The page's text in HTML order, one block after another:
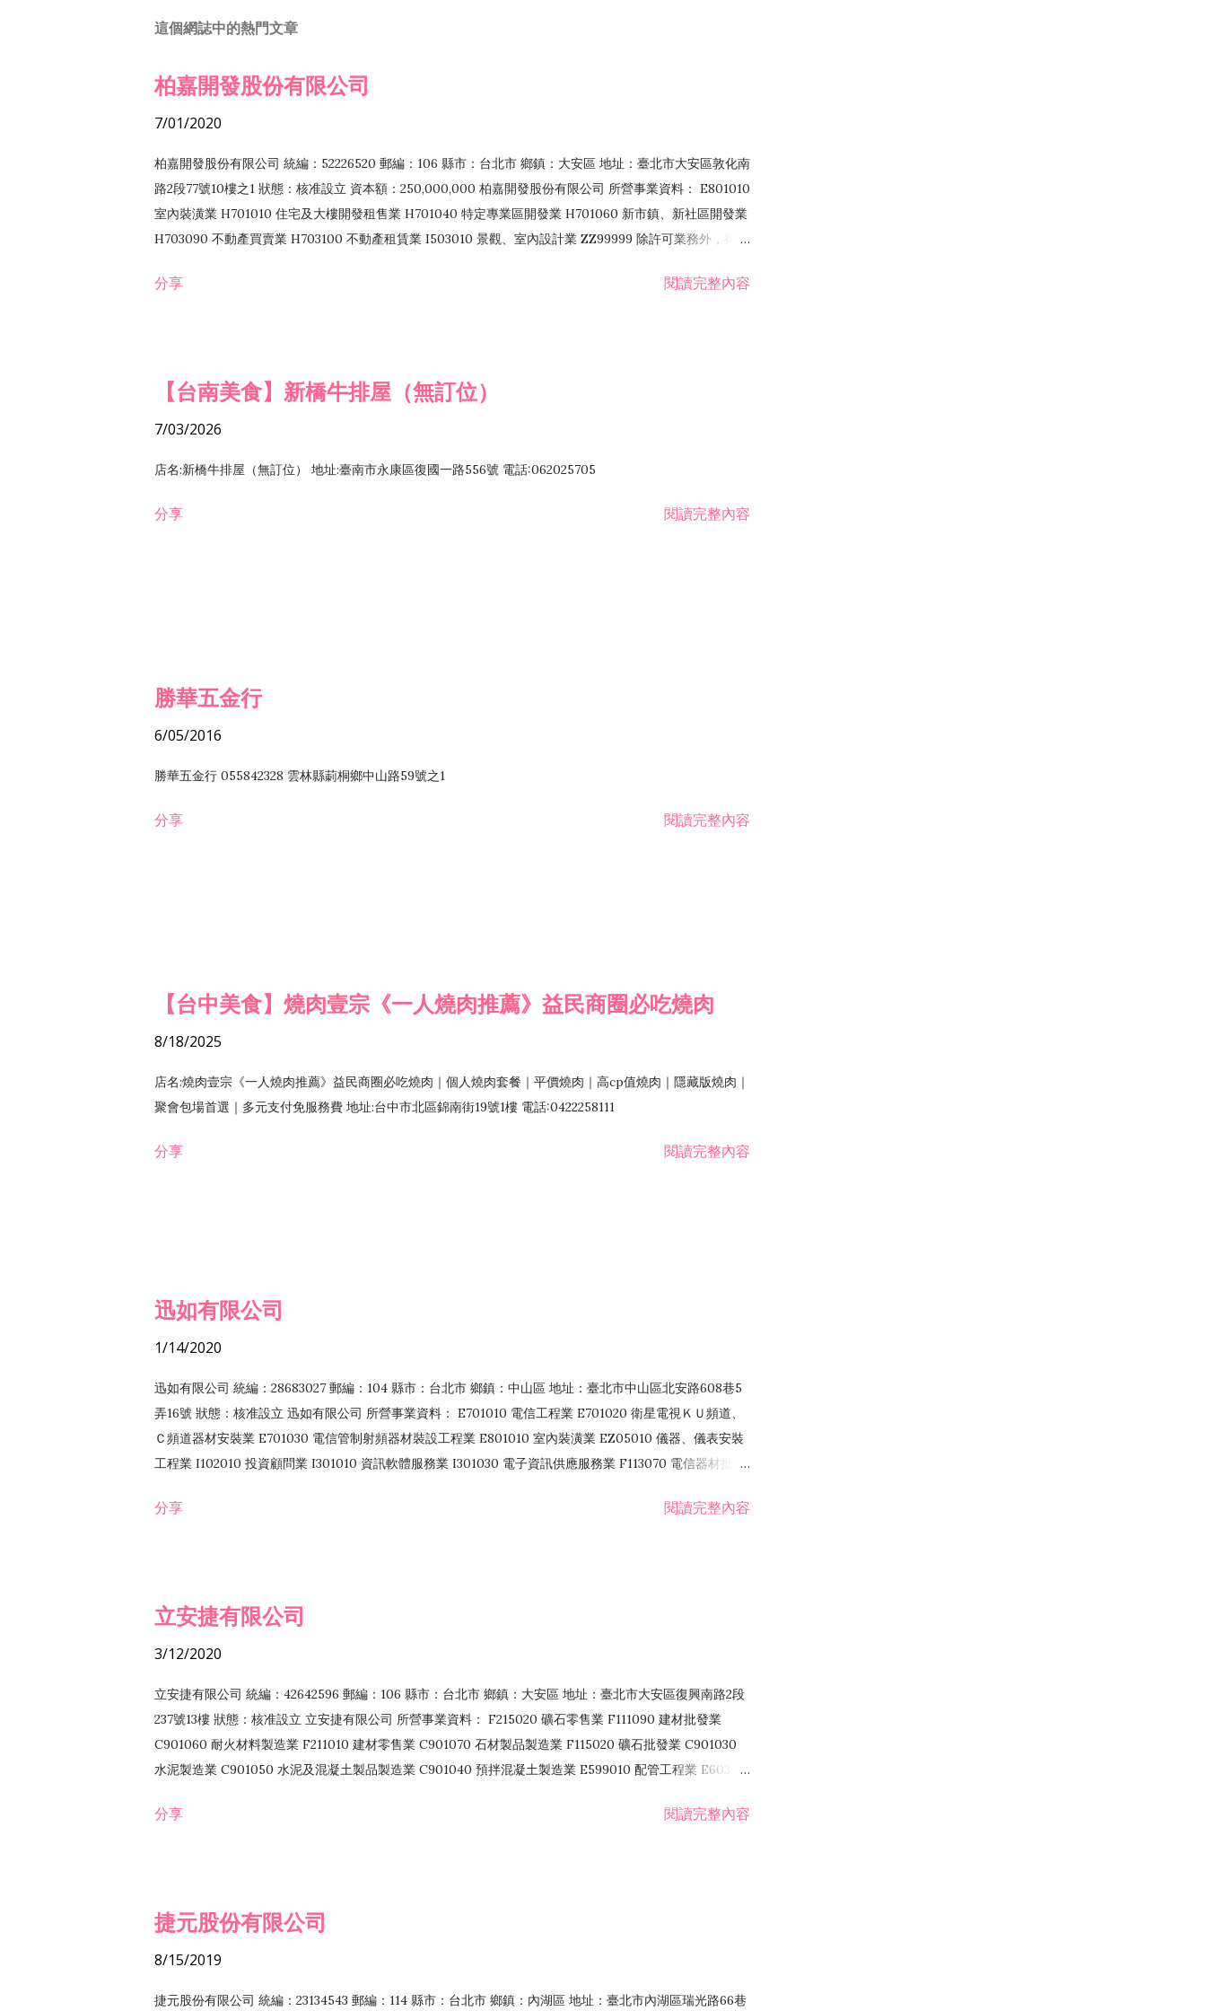
這個網誌中的熱門文章
柏嘉開發股份有限公司
7/01/2020
柏嘉開發股份有限公司 統編：52226520 郵編：106 縣市：台北市 鄉鎮：大安區 地址：臺北市大安區敦化南
路2段77號10樓之1 狀態：核准設立 資本額：250,000,000 柏嘉開發股份有限公司 所營事業資料： E801010
室內裝潢業 H701010 住宅及大樓開發租售業 H701040 特定專業區開發業 H701060 新市鎮、新社區開發業
H703090 不動產買賣業 H703100 不動產租賃業 I503010 景觀、室內設計業 ZZ99999 除許可業務外，得經
分享 閱讀完整內容
【台南美食】新橋牛排屋（無訂位）
7/03/2026
店名:新橋牛排屋（無訂位） 地址:臺南市永康區復國一路556號 電話:062025705
分享 閱讀完整內容
勝華五金行
6/05/2016
勝華五金行 055842328 雲林縣莿桐鄉中山路59號之1
分享 閱讀完整內容
【台中美食】燒肉壹宗《一人燒肉推薦》益民商圈必吃燒肉
8/18/2025
店名:燒肉壹宗《一人燒肉推薦》益民商圈必吃燒肉｜個人燒肉套餐｜平價燒肉｜高cp值燒肉｜隱藏版燒肉｜
聚會包場首選｜多元支付免服務費 地址:台中市北區錦南街19號1樓 電話:0422258111
分享 閱讀完整內容
迅如有限公司
1/14/2020
迅如有限公司 統編：28683027 郵編：104 縣市：台北市 鄉鎮：中山區 地址：臺北市中山區北安路608巷5
弄16號 狀態：核准設立 迅如有限公司 所營事業資料： E701010 電信工程業 E701020 衛星電視ＫＵ頻道、
Ｃ頻道器材安裝業 E701030 電信管制射頻器材裝設工程業 E801010 室內裝潢業 EZ05010 儀器、儀表安裝
工程業 I102010 投資顧問業 I301010 資訊軟體服務業 I301030 電子資訊供應服務業 F113070 電信器材批發
務 F102030 菸酒批發業 F203020 菸酒零售業 F401171 酒類輸入業
分享 閱讀完整內容
立安捷有限公司
3/12/2020
立安捷有限公司 統編：42642596 郵編：106 縣市：台北市 鄉鎮：大安區 地址：臺北市大安區復興南路2段
237號13樓 狀態：核准設立 立安捷有限公司 所營事業資料： F215020 礦石零售業 F111090 建材批發業
C901060 耐火材料製造業 F211010 建材零售業 C901070 石材製品製造業 F115020 礦石批發業 C901030
水泥製造業 C901050 水泥及混凝土製品製造業 C901040 預拌混凝土製造業 E599010 配管工程業 E603110
EZ99990 其他工程業 F102170 食品什貨批發業 F106020 日常用品批發業 F108031 醫療器材批發業
分享 閱讀完整內容
捷元股份有限公司
8/15/2019
捷元股份有限公司 統編：23134543 郵編：114 縣市：台北市 鄉鎮：內湖區 地址：臺北市內湖區瑞光路66巷